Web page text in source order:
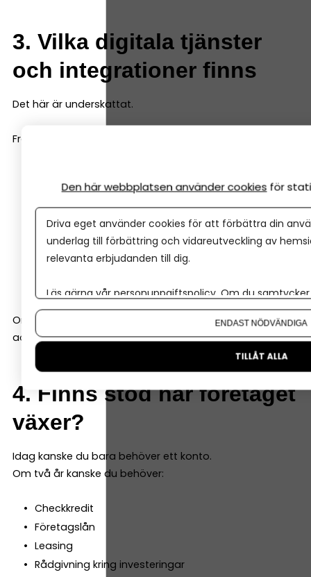
3. Vilka digitala tjänster
och integrationer finns
Det här är underskattat.
Fråga dig:
bokföringsprogram?
Har de en smidig app för företagare?
Är det enkelt att attestera betalningar (om du nu
gör det via banken)?
Hur fungerar Swish, kort och e-handel? Vilka
Om du sparar 2 timmar i månaden på smidigare
administration är det ofta mer värt än en lägre avgift.
4. Finns stöd när företaget
växer?
Idag kanske du bara behöver ett konto.
Om två år kanske du behöver:
Checkkredit
Företagslån
Leasing
Rådgivning kring investeringar
Den här webbplatsen använder cookies för
Driva eget använder cookies för att förbättra din
underlag till förbättring och vidareutveckling av
relevanta erbjudanden till dig.
Läs gärna vår personuppgiftspolicy. Om du
Om du vill ändra ditt val i efterhand hittar du den
ENDAST NÖDVÄNDIGA
TILLÅT ALLA